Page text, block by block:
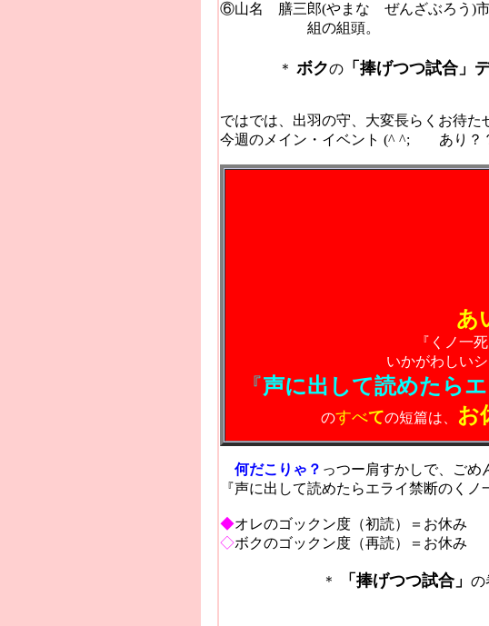
⑥山名 膳三郎(やまな ぜんざぶろう)市
組の組頭。
＊ ボクの 「捧げつつ試合」
ではでは、出羽の守、大変長らくお待た
今週のメイン・イベント (^ ^; あり？
あ
『くノ一
いかがわしい
『声に出して読めたら
のすべての短篇は、 お
何だこりゃ？ っつー肩すかしで、ごめ
『声に出して読めたらエライ禁断の くノ
◆オレのゴックン度（初読）＝ お休み
◇ボクのゴックン度（再読）＝ お休み
＊ 「捧げつつ試合」
2004.10.24.（ま